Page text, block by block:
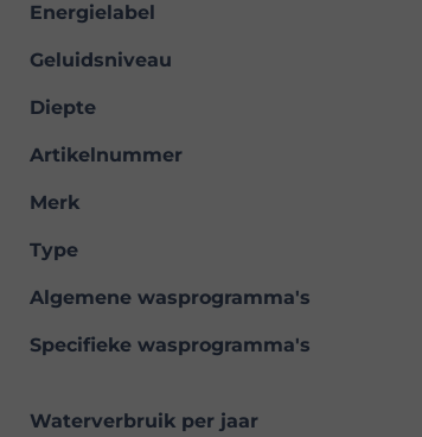
Energielabel
Geluidsniveau
Diepte
Artikelnummer
Merk
Type
Algemene wasprogramma's
Specifieke wasprogramma's
Waterverbruik per jaar